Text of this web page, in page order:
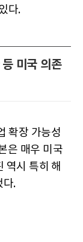
다.
미국 의존
확장 가능성
은 매우 미국
역시 특히 해
다.